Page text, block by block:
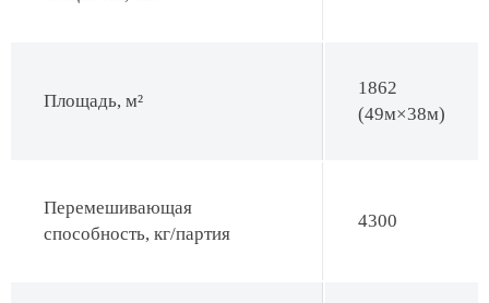
Площадь, м²
1862
(49м×38м)
Перемешивающая
способность, кг/партия
4300